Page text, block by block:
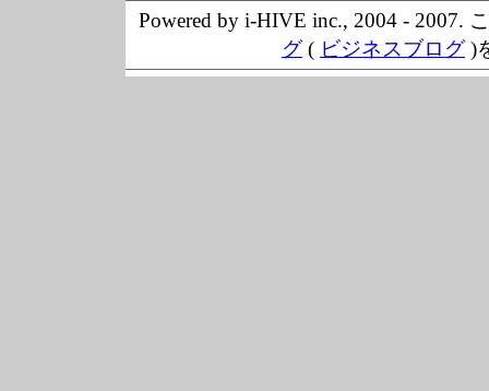
Powered by i-HIVE inc., 2004 - 2007.
グ( ビジネスブログ)